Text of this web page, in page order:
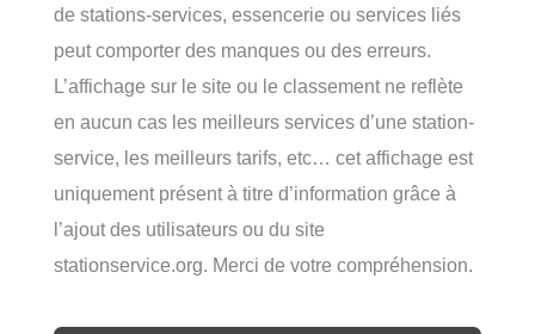
de stations-services, essencerie ou services liés
peut comporter des manques ou des erreurs.
L’affichage sur le site ou le classement ne reflète
en aucun cas les meilleurs services d’une station-
service, les meilleurs tarifs, etc… cet affichage est
uniquement présent à titre d’information grâce à
l’ajout des utilisateurs ou du site
stationservice.org. Merci de votre compréhension.